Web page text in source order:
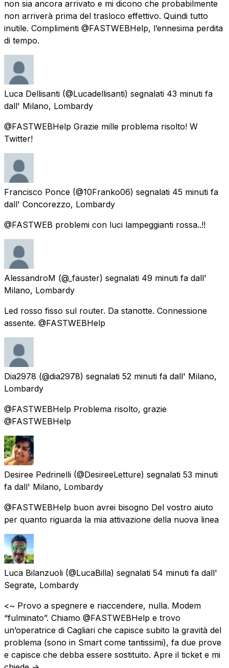
non sia ancora arrivato e mi dicono che probabilmente
non arriverà prima del trasloco effettivo. Quindi tutto
inutile. Complimenti @FASTWEBHelp, l’ennesima perdita
di tempo.
Luca Dellisanti (@Lucadellisanti) segnalati 43 minuti fa
dall' Milano, Lombardy
@FASTWEBHelp Grazie mille problema risolto! W
Twitter!
Francisco Ponce (@10Franko06) segnalati 45 minuti fa
dall' Concorezzo, Lombardy
@FASTWEB problemi con luci lampeggianti rossa..!!
AlessandroM (@_fauster) segnalati 49 minuti fa dall'
Milano, Lombardy
Led rosso fisso sul router. Da stanotte. Connessione
assente. @FASTWEBHelp
Dia2978 (@dia2978) segnalati 52 minuti fa dall' Milano,
Lombardy
@FASTWEBHelp Problema risolto, grazie
@FASTWEBHelp
Desiree Pedrinelli (@DesireeLetture) segnalati 53 minuti
fa dall' Milano, Lombardy
@FASTWEBHelp buon avrei bisogno Del vostro aiuto
per quanto riguarda la mia attivazione della nuova linea
Luca Bilanzuoli (@LucaBilla) segnalati 54 minuti fa dall'
Segrate, Lombardy
<~ Provo a spegnere e riaccendere, nulla. Modem
“fulminato”. Chiamo @FASTWEBHelp e trovo
un’operatrice di Cagliari che capisce subito la gravità del
problema (sono in Smart come tantissimi), fa due prove
e capisce che debba essere sostituito. Apre il ticket e mi